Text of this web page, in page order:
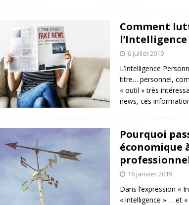
Comment
6 juillet 2019
L’Intelligence
titre… personnel,
« outil » très
news, ces
Pourquoi
économique
16 janvier 2019
Dans l’expression «
« intelligence » … et